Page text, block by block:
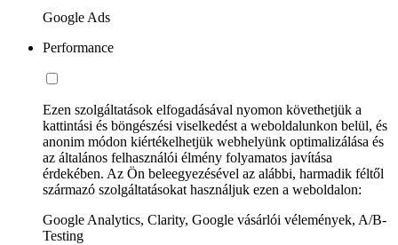
Google Ads
Performance
Ezen szolgáltatások elfogadásával nyomon követhetjük a
kattintási és böngészési viselkedést a weboldalunkon belül, és
anonim módon kiértékelhetjük webhelyünk optimalizálása és
az általános felhasználói élmény folyamatos javítása
érdekében. Az Ön beleegyezésével az alábbi, harmadik féltől
származó szolgáltatásokat használjuk ezen a weboldalon:
Google Analytics, Clarity, Google vásárlói vélemények, A/B-
Testing